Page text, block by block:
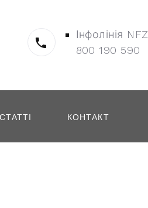
Інфолінія NFZ
800 190 590
СТАТТІ КОНТАКТ